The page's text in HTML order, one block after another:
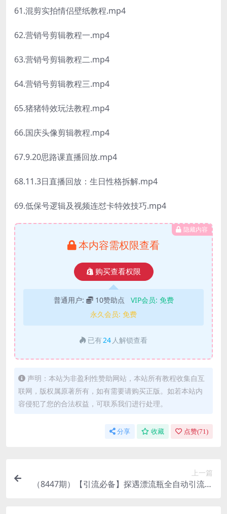
61.混剪实拍情侣壁纸教程.mp4
62.营销号剪辑教程一.mp4
63.营销号剪辑教程二.mp4
64.营销号剪辑教程三.mp4
65.猪猪特效玩法教程.mp4
66.国庆头像剪辑教程.mp4
67.9.20思路课直播回放.mp4
68.11.3日直播回放：生日性格拆解.mp4
69.低保号逻辑及视频连怼卡特效技巧.mp4
隐藏内容
本内容需权限查看
购买查看权限
普通用户: 10赞助点 VIP会员: 免费
永久会员: 免费
已有 24 人解锁查看
声明：本站为非盈利性赞助网站，本站所有教程收集自互
联网，版权属原著所有，如有需要请购买正版。如若本站内
容侵犯了您的合法权益，可联系我们进行处理。
分享 收藏 点赞(71 )
上一篇
（8447期）【引流必备】探遇漂流瓶全自动引流脚